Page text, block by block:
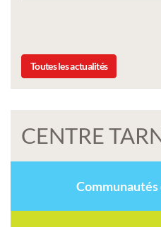
Toutes les actualités
CENTRE
Communautés